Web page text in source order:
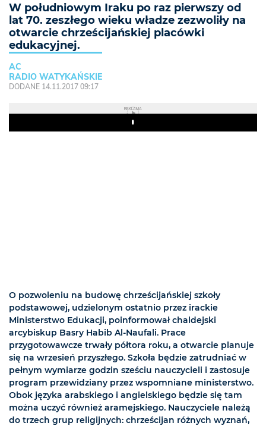
W południowym Iraku po raz pierwszy od
lat 70. zeszłego wieku władze zezwoliły na
otwarcie chrześcijańskiej placówki
edukacyjnej.
AC
RADIO WATYKAŃSKIE
DODANE 14.11.2017 09:17
REKLAMA
Play
O pozwoleniu na budowę chrześcijańskiej szkoły
podstawowej, udzielonym ostatnio przez irackie
Ministerstwo Edukacji, poinformował chaldejski
arcybiskup Basry Habib Al-Naufali. Prace
przygotowawcze trwały półtora roku, a otwarcie planuje
się na wrzesień przyszłego. Szkoła będzie zatrudniać w
pełnym wymiarze godzin sześciu nauczycieli i zastosuje
program przewidziany przez wspomniane ministerstwo.
Obok języka arabskiego i angielskiego będzie się tam
można uczyć również aramejskiego. Nauczyciele należą
do trzech grup religijnych: chrześcijan różnych wyznań,